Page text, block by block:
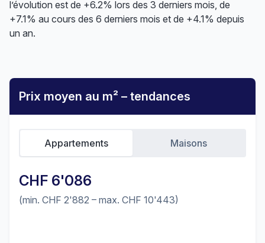
l’évolution est de +6.2% lors des 3 derniers mois, de
+7.1% au cours des 6 derniers mois et de +4.1% depuis
un an.
Prix moyen au m² – tendances
CHF 6'086
(min. CHF 2'882 – max. CHF 10'443)
Appartements Maisons